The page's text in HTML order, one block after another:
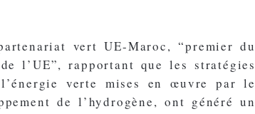
vert UE-Maroc, “premier du
l’UE”, rapportant que les stratégies
verte mises en œuvre par le
de l’hydrogène, ont généré un